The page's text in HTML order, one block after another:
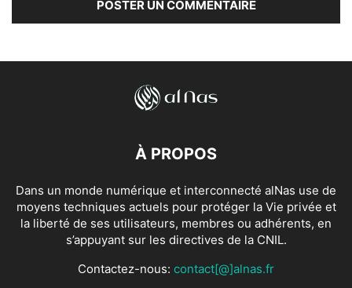
À PROPOS
Dans un monde numérique et interconnecté alNas use de
moyens techniques actuels pour protéger la Vie privée et
la liberté de ses utilisateurs, membres ou adhérents, en
s’appuyant sur les directives de la CNIL.
Contactez-nous: contact[@]alnas.fr